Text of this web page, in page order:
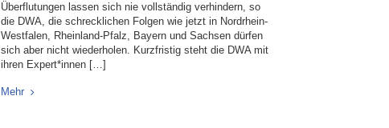
Überflutungen lassen sich nie vollständig verhindern, so
die DWA, die schrecklichen Folgen wie jetzt in Nordrhein-
Westfalen, Rheinland-Pfalz, Bayern und Sachsen dürfen
sich aber nicht wiederholen. Kurzfristig steht die DWA mit
ihren Expert*innen […]
Mehr